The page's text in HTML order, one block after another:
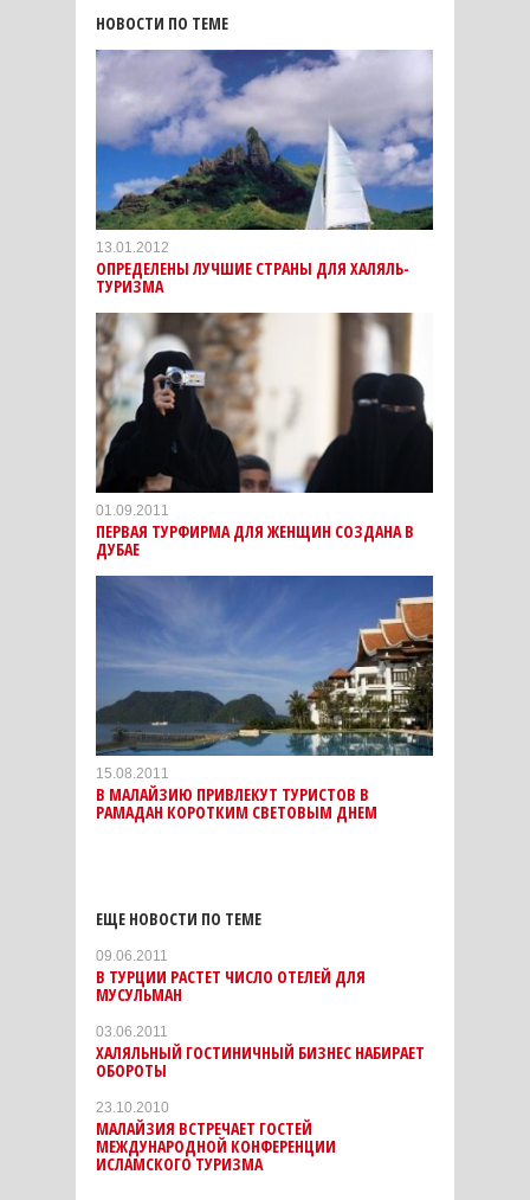
НОВОСТИ ПО ТЕМЕ
13.01.2012
ОПРЕДЕЛЕНЫ ЛУЧШИЕ СТРАНЫ ДЛЯ ХАЛЯЛЬ-
ТУРИЗМА
01.09.2011
ПЕРВАЯ ТУРФИРМА ДЛЯ ЖЕНЩИН СОЗДАНА В
ДУБАЕ
15.08.2011
В МАЛАЙЗИЮ ПРИВЛЕКУТ ТУРИСТОВ В
РАМАДАН КОРОТКИМ СВЕТОВЫМ ДНЕМ
ЕЩЕ НОВОСТИ ПО ТЕМЕ
09.06.2011
В ТУРЦИИ РАСТЕТ ЧИСЛО ОТЕЛЕЙ ДЛЯ
МУСУЛЬМАН
03.06.2011
ХАЛЯЛЬНЫЙ ГОСТИНИЧНЫЙ БИЗНЕС НАБИРАЕТ
ОБОРОТЫ
23.10.2010
МАЛАЙЗИЯ ВСТРЕЧАЕТ ГОСТЕЙ
МЕЖДУНАРОДНОЙ КОНФЕРЕНЦИИ
ИСЛАМСКОГО ТУРИЗМА